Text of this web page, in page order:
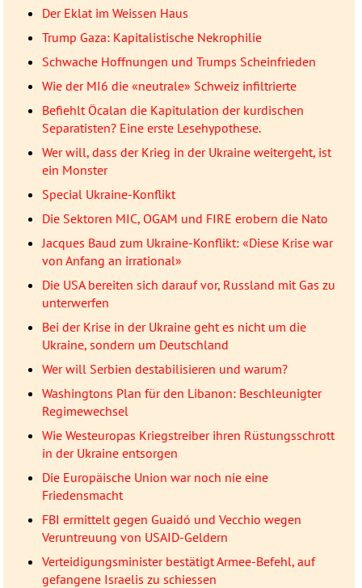
Der Eklat im Weissen Haus
Trump Gaza: Kapitalistische Nekrophilie
Schwache Hoffnungen und Trumps Scheinfrieden
Wie der MI6 die «neutrale» Schweiz infiltrierte
Befiehlt Öcalan die Kapitulation der kurdischen
Separatisten? Eine erste Lesehypothese.
Wer will, dass der Krieg in der Ukraine weitergeht, ist
ein Monster
Special Ukraine-Konflikt
Die Sektoren MIC, OGAM und FIRE erobern die Nato
Jacques Baud zum Ukraine-Konflikt: «Diese Krise war
von Anfang an irrational»
Die USA bereiten sich darauf vor, Russland mit Gas zu
unterwerfen
Bei der Krise in der Ukraine geht es nicht um die
Ukraine, sondern um Deutschland
Wer will Serbien destabilisieren und warum?
Washingtons Plan für den Libanon: Beschleunigter
Regimewechsel
Wie Westeuropas Kriegstreiber ihren Rüstungsschrott
in der Ukraine entsorgen
Die Europäische Union war noch nie eine
Friedensmacht
FBI ermittelt gegen Guaidó und Vecchio wegen
Veruntreuung von USAID-Geldern
Verteidigungsminister bestätigt Armee-Befehl, auf
gefangene Israelis zu schiessen